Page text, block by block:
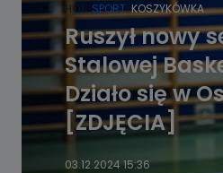
HOT SPORT KOSZYKÓWKA
Ruszył nowy
Stalowej
Działo się w
[ZDJĘCIA]
03.12.2024 15:36